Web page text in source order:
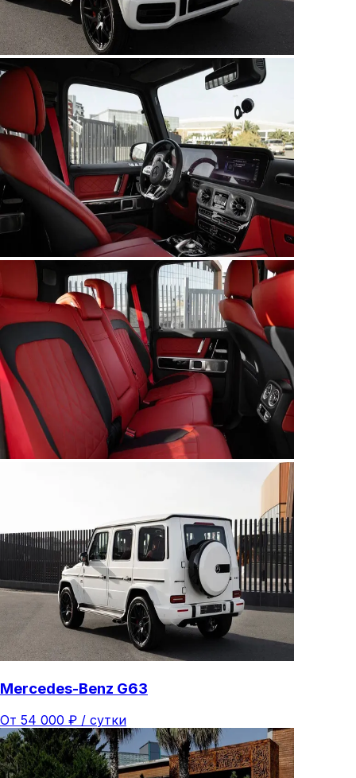
Mercedes-Benz G63
От 54 000 ₽ / сутки